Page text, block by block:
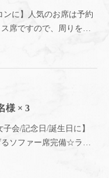
ンに】人気のお席は予約
席ですので、周りを気
～
様 × 3
子会/記念日/誕生日に】
るソファー席完備☆ラグ
アする
２F